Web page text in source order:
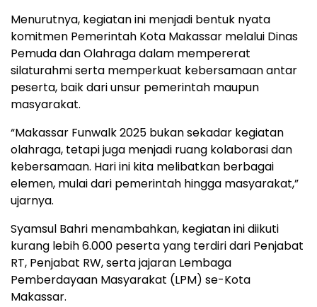
Menurutnya, kegiatan ini menjadi bentuk nyata
komitmen Pemerintah Kota Makassar melalui Dinas
Pemuda dan Olahraga dalam mempererat
silaturahmi serta memperkuat kebersamaan antar
peserta, baik dari unsur pemerintah maupun
masyarakat.
“Makassar Funwalk 2025 bukan sekadar kegiatan
olahraga, tetapi juga menjadi ruang kolaborasi dan
kebersamaan. Hari ini kita melibatkan berbagai
elemen, mulai dari pemerintah hingga masyarakat,”
ujarnya.
Syamsul Bahri menambahkan, kegiatan ini diikuti
kurang lebih 6.000 peserta yang terdiri dari Penjabat
RT, Penjabat RW, serta jajaran Lembaga
Pemberdayaan Masyarakat (LPM) se-Kota
Makassar.